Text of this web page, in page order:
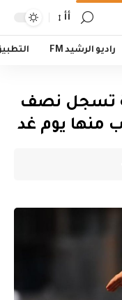
أأ
راديو الرشيد FM
تسجل نصف
منها يوم غد